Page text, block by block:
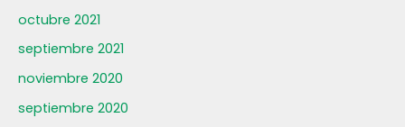
octubre 2021
septiembre 2021
noviembre 2020
septiembre 2020